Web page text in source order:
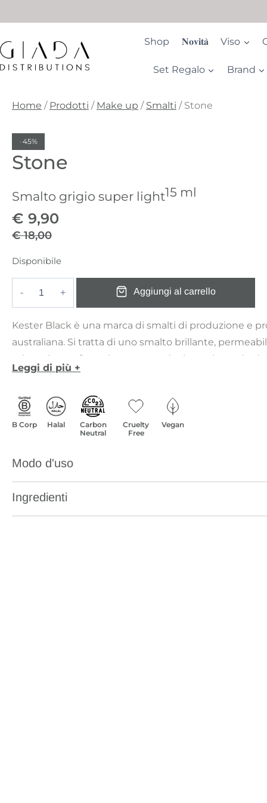
al
contenuto
Shop 𝐍𝐨𝐯𝐢𝐭𝐚̀ Viso
Set Regalo Brand
Home / Prodotti / Make up / Smalti / Stone
-45%
Stone
Smalto grigio super light15 ml
€18,00
prezzo
originale
€ 18,00.
€ 9,90
prezzo
attuale
€ 9,90.
Disponibile
Aggiungi al carrello
Kester Black è una marca di smalti di produzione e
australiana. Si tratta di uno smalto brillante,
scheggiatura, formulato seguendo rigorosi standard
sicurezza.
toluene, DBP, formaldeide, resina di formaldeide,
parabeni, profumi, ftalati, né ingredienti testati o
trifenilfosfato o xilene.
solfati e petrolchimici, offrendo una scelta più sana e
Leggi di più +
B Corp Halal
Carbon
Neutral
Cruelty
Free
Vegan
Modo d'uso
Ingredienti